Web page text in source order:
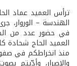
ترأس العميد عماد
الهندسة – الوروار،
في حضور عدد من
العميد الحاج شحادة
منذ انخراطكم في
والإصرار، وأدّيتم